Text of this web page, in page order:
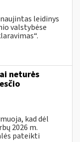
leidinys
valstybėse
neturės
kad dėl
2026 m.
pateikti